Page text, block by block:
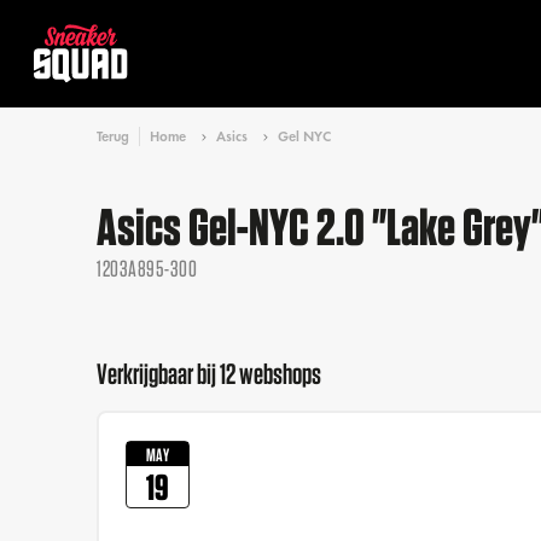
Terug Home Asics Gel NYC
Asics Gel-NYC 2.0 "Lake
1203A895-300
Verkrijgbaar bij 12 webshops
MAY
19